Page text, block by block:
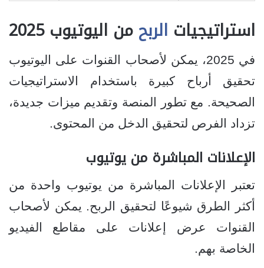
استراتيجيات الربحمن اليوتيوب 2025
في 2025، يمكن لأصحاب القنوات على اليوتيوب
تحقيق أرباح كبيرة باستخدام الاستراتيجيات
الصحيحة. مع تطور المنصة وتقديم ميزات جديدة،
تزداد الفرص لتحقيق الدخل من المحتوى.
الإعلانات المباشرة من يوتيوب
تعتبر الإعلانات المباشرة من يوتيوب واحدة من
أكثر الطرق شيوعًا لتحقيق الربح. يمكن لأصحاب
القنوات عرض إعلانات على مقاطع الفيديو
الخاصة بهم.